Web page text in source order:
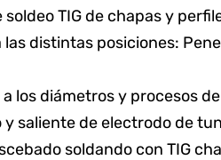
TIG de chapas y
distintas posiciones:
los diámetros y procesos
y saliente de electrodo de
soldando con TIG